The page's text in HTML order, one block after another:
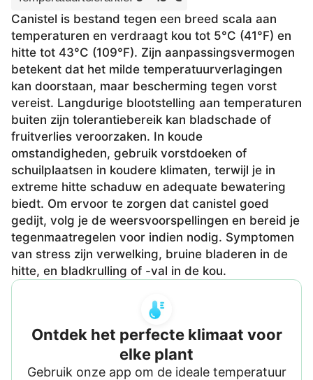
Canistel is bestand tegen een breed scala aan
temperaturen en verdraagt kou tot 5°C (41°F) en
hitte tot 43°C (109°F). Zijn aanpassingsvermogen
betekent dat het milde temperatuurverlagingen
kan doorstaan, maar bescherming tegen vorst
vereist. Langdurige blootstelling aan temperaturen
buiten zijn tolerantiebereik kan bladschade of
fruitverlies veroorzaken. In koude
omstandigheden, gebruik vorstdoeken of
schuilplaatsen in koudere klimaten, terwijl je in
extreme hitte schaduw en adequate bewatering
biedt. Om ervoor te zorgen dat canistel goed
gedijt, volg je de weersvoorspellingen en bereid je
tegenmaatregelen voor indien nodig. Symptomen
van stress zijn verwelking, bruine bladeren in de
hitte, en bladkrulling of -val in de kou.
Ontdek het perfecte klimaat voor
elke plant
Gebruik onze app om de ideale temperatuur